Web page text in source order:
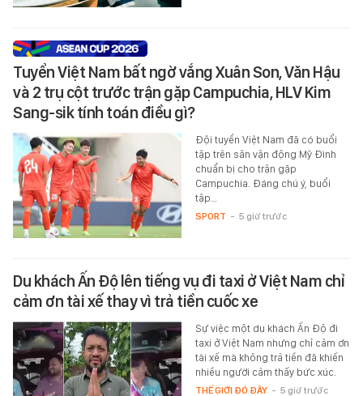
Tuyển Việt Nam bất ngờ vắng Xuân Son, Văn Hậu
và 2 trụ cột trước trận gặp Campuchia, HLV Kim
Sang-sik tính toán điều gì?
Đội tuyển Việt Nam đã có buổi
tập trên sân vận động Mỹ Đình
chuẩn bị cho trận gặp
Campuchia. Đáng chú ý, buổi
tập…
SPORT - 5 giờ trước
Du khách Ấn Độ lên tiếng vụ đi taxi ở Việt Nam chỉ
cảm ơn tài xế thay vì trả tiền cuốc xe
Sự việc một du khách Ấn Độ đi
taxi ở Việt Nam nhưng chỉ cảm ơn
tài xế mà không trả tiền đã khiến
nhiều người cảm thấy bức xúc.
THẾ GIỚI ĐÓ ĐÂY - 5 giờ trước